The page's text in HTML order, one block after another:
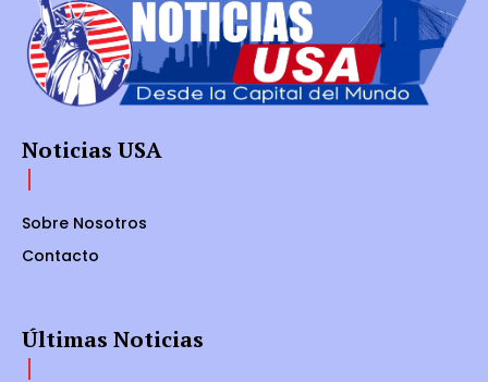
Noticias USA
Sobre Nosotros
Contacto
Últimas Noticias